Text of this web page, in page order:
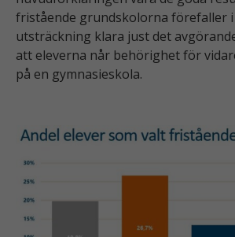
fristående grundskolorna förefaller
utsträckning klara just det
att eleverna når behörighet för
på en gymnasieskola.